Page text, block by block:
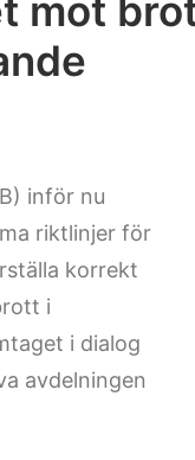
mot
inför nu
riktlinjer för
korrekt
i
i dialog
avdelningen